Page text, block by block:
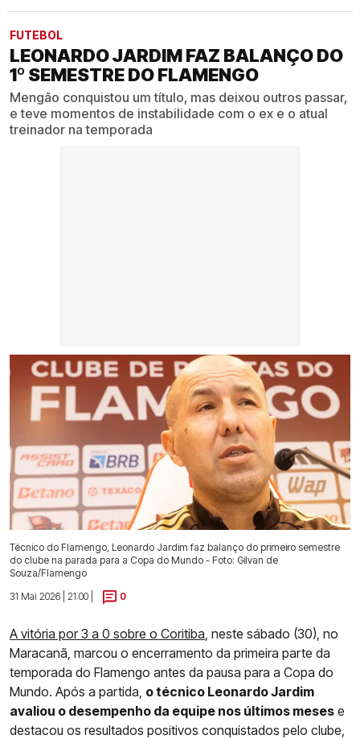
FUTEBOL
LEONARDO JARDIM FAZ BALANÇO DO
1º SEMESTRE DO FLAMENGO
Mengão conquistou um título, mas deixou outros passar,
e teve momentos de instabilidade com o ex e o atual
treinador na temporada
Técnico do Flamengo, Leonardo Jardim faz balanço do primeiro semestre
do clube na parada para a Copa do Mundo - Foto: Gilvan de
Souza/Flamengo
31 Mai 2026 | 21:00 |
0
A vitória por 3 a 0 sobre o Coritiba , neste sábado (30), no
Maracanã, marcou o encerramento da primeira parte da
temporada do Flamengo antes da pausa para a Copa do
Mundo. Após a partida, o técnico Leonardo Jardim
avaliou o desempenho da equipe nos últimos meses e
destacou os resultados positivos conquistados pelo clube,